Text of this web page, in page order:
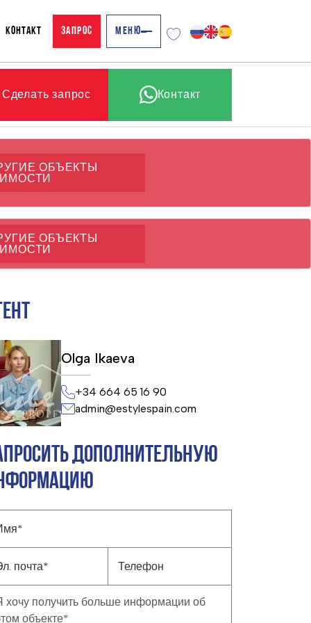
КОНТАКТ ЗАПРОС МЕНЮ
Сделать запрос Контакт
ОБЪЕКТЫ
ОБЪЕКТЫ
Olga Ikaeva
+34 664 65 16 90
admin@estylespain.com
ДОПОЛНИТЕЛЬНУЮ